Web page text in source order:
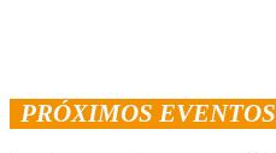
PRÓXIMOS EVENTOS